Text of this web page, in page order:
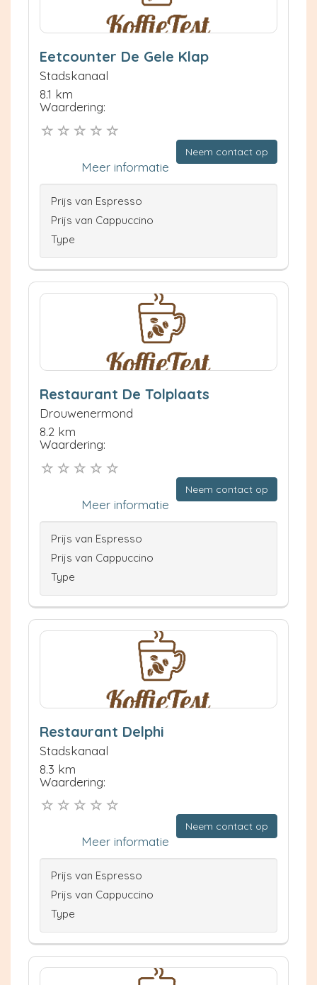
Eetcounter De Gele Klap
Stadskanaal
8.1 km
Waardering:
Neem contact op
Meer informatie
Prijs van Espresso
Prijs van Cappuccino
Type
Restaurant De Tolplaats
Drouwenermond
8.2 km
Waardering:
Neem contact op
Meer informatie
Prijs van Espresso
Prijs van Cappuccino
Type
Restaurant Delphi
Stadskanaal
8.3 km
Waardering:
Neem contact op
Meer informatie
Prijs van Espresso
Prijs van Cappuccino
Type